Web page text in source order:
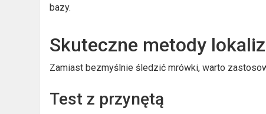
bazy.
Skuteczne metody
Zamiast bezmyślnie śledzić mrówki, warto
Test z przynętą